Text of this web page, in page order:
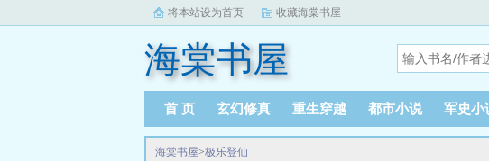
将本站设为首页 收藏海棠书屋
海棠书屋
首 页 玄幻修真 重生穿越 都市小说 军史小
海棠书屋>极乐登仙